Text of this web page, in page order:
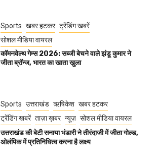
Sports खबर हटकर ट्रेंडिंग खबरें
सोशल मीडिया वायरल
कॉमनवेल्थ गेम्स 2026: सब्जी बेचने वाले झंडू कुमार ने
जीता ब्रॉन्ज, भारत का खाता खुला
Sports उत्तराखंड ऋषिकेश खबर हटकर
ट्रेंडिंग खबरें ताज़ा ख़बर न्यूज़ सोशल मीडिया वायरल
उत्तराखंड की बेटी सनाया भंडारी ने तीरंदाजी में जीता गोल्ड,
ओलंपिक में प्रतिनिधित्व करना है लक्ष्य